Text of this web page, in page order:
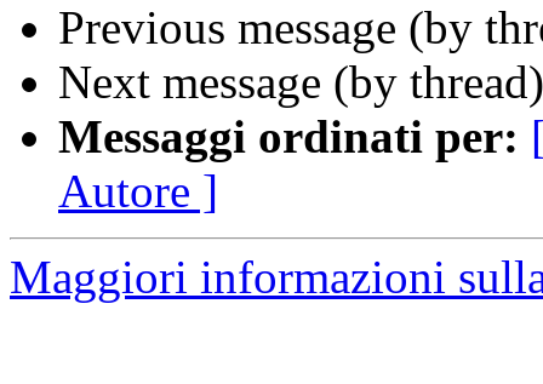
Previous message (by
Next message (by
Messaggi ordinati per:
Autore ]
Maggiori informazioni